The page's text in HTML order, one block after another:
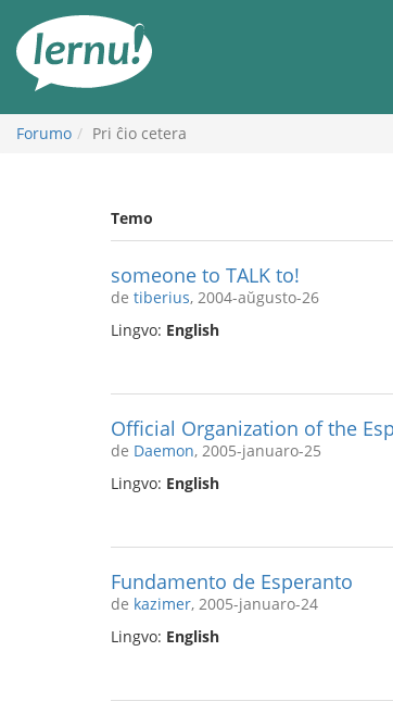
enhavo
Forumo Pri ĉio cetera
Temo
someone to TALK to!
de tiberius, 2004-aŭgusto-26
Lingvo: English
Official Organization of the
de Daemon, 2005-januaro-25
Lingvo: English
Fundamento de Esperanto
de kazimer, 2005-januaro-24
Lingvo: English